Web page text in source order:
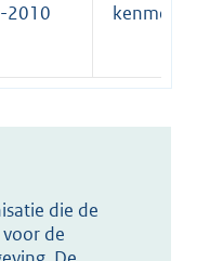
2010 kenmerk
die de
de